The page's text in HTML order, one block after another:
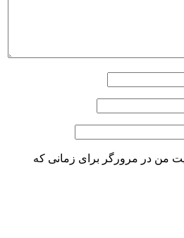
من در مرورگر برای زمانی که